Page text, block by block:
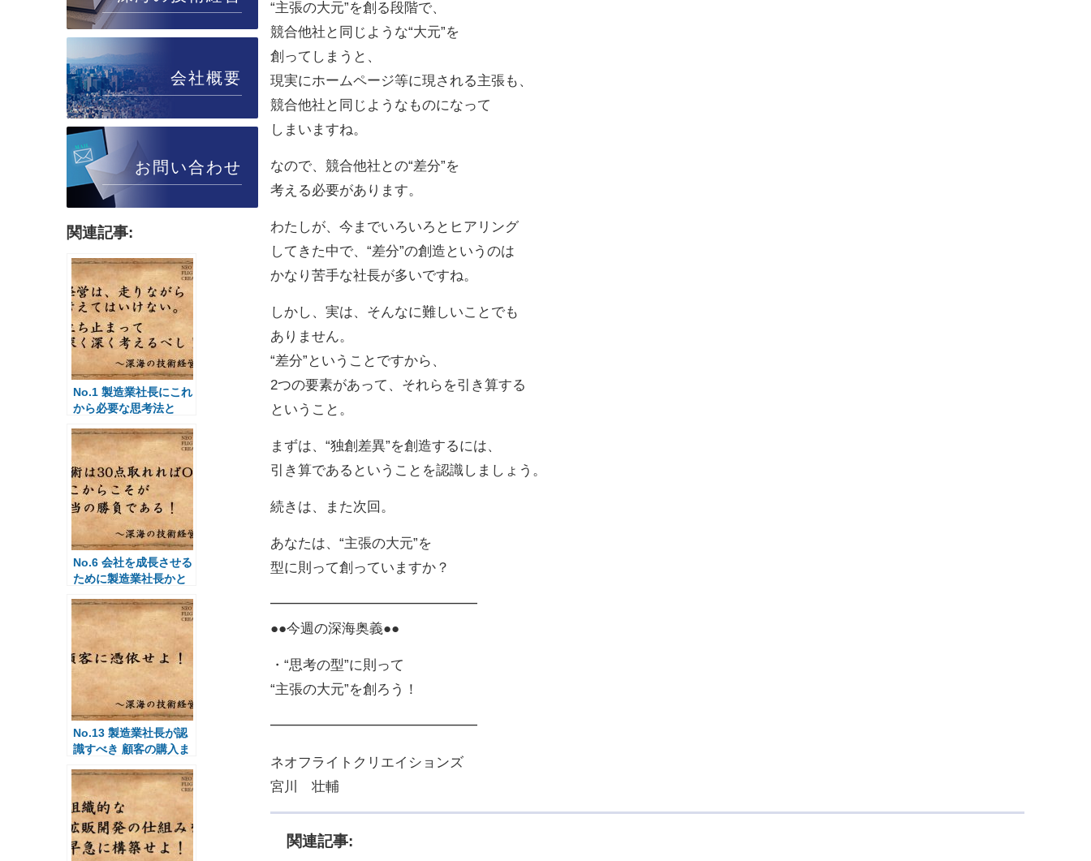
“主張の大元”を創る段階で、
競合他社と同じような“大元”を
創ってしまうと、
現実にホームページ等に現される主張も、
競合他社と同じようなものになって
しまいますね。
なので、競合他社との“差分”を
考える必要があります。
わたしが、今までいろいろとヒアリング
してきた中で、“差分”の創造というのは
かなり苦手な社長が多いですね。
しかし、実は、そんなに難しいことでも
ありません。
“差分”ということですから、
2つの要素があって、それらを引き算する
ということ。
まずは、“独創差異”を創造するには、
引き算であるということを認識しましょう。
続きは、また次回。
あなたは、“主張の大元”を
型に則って創っていますか？
━━━━━━━━━━━━━━━
●●今週の深海奥義●●
・“思考の型”に則って
“主張の大元”を創ろう！
━━━━━━━━━━━━━━━
ネオフライトクリエイションズ
宮川 壮輔
関連記事:
会社概要
お問い合わせ
関連記事:
No.1 製造業社長にこれ
から必要な思考法と
No.6 会社を成長させる
ために製造業社長かと
No.13 製造業社長が認
識すべき 顧客の購入ま
は？Part3